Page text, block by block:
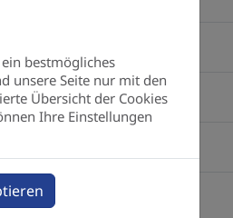
verfolgt werden
bestmögliches
unsere Seite nur mit den
Übersicht der Cookies
Ihre Einstellungen